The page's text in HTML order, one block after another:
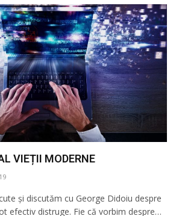
VIEȚII MODERNE
și discutăm cu George Didoiu despre
efectiv distruge. Fie că vorbim despre…